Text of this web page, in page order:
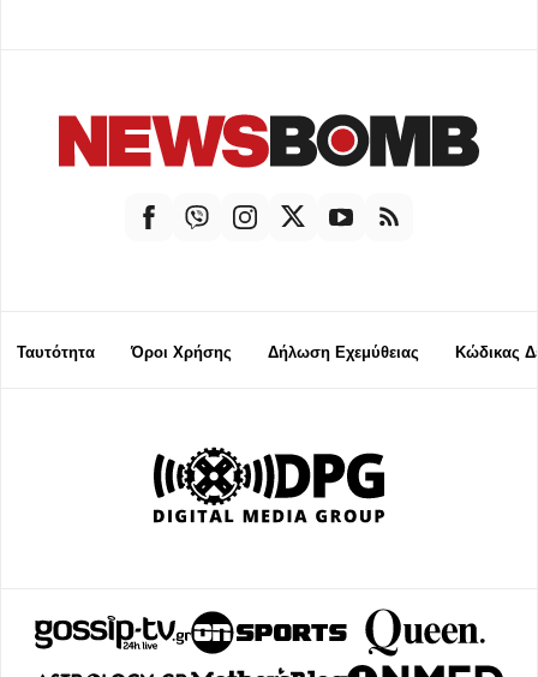
Ταυτότητα Όροι Χρήσης Δήλωση Εχεμύθειας Κώδικας